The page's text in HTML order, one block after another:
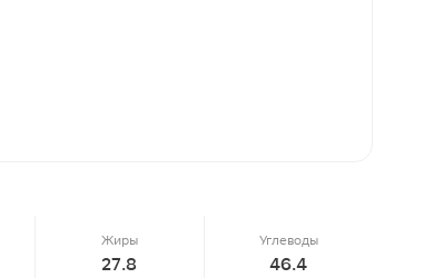
Жиры
27.8
Углеводы
46.4